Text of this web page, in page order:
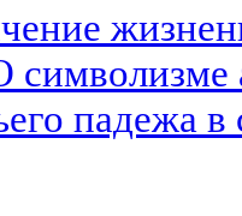
падежа в